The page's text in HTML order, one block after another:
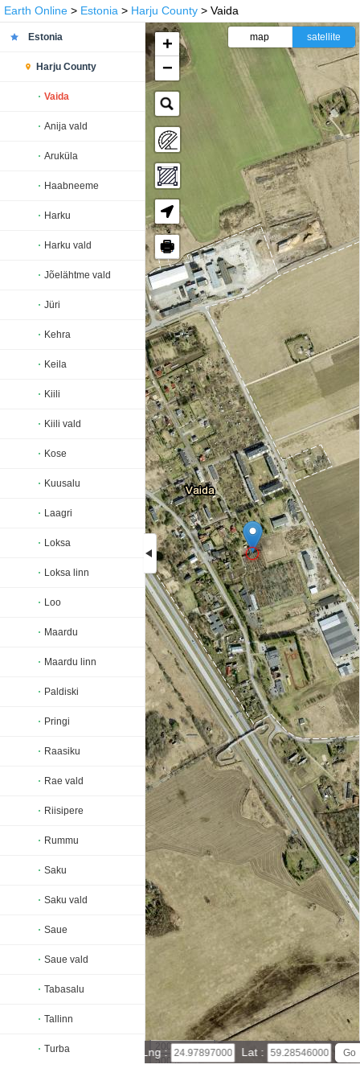
Earth Online > Estonia > Harju County > Vaida
Estonia
Harju County
Vaida
Anija vald
Aruküla
Haabneeme
Harku
Harku vald
Jõelähtme vald
Jüri
Kehra
Keila
Kiili
Kiili vald
Kose
Kuusalu
Laagri
Loksa
Loksa linn
Loo
Maardu
Maardu linn
Paldiski
Pringi
Raasiku
Rae vald
Riisipere
Rummu
Saku
Saku vald
Saue
Saue vald
Tabasalu
Tallinn
Turba
Loading...
+
−
🖶
200 m
500 ft
Lng : Lat :
map satellite